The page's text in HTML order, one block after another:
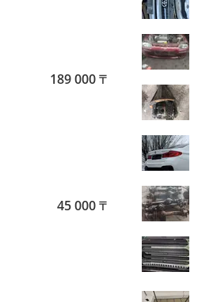
189 000₸
45 000₸